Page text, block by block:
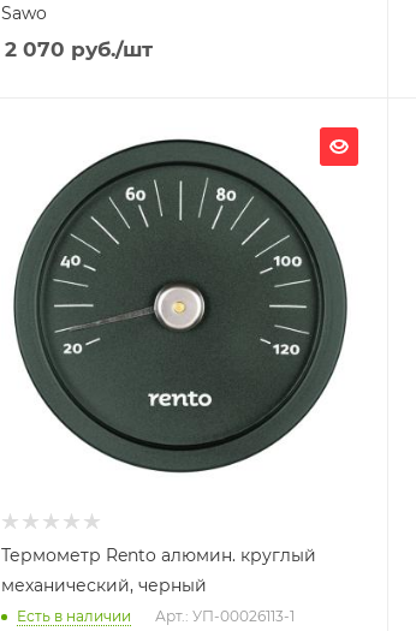
Sawo
2 070 руб./шт
Глубина, мм
Высота, мм
150
Термометр Rento алюмин. круглый
механический, черный
Есть в наличии Арт.: УП-00026113-1